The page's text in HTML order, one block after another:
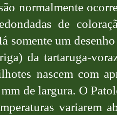
normalmente
de
somente um
da tartaruga-
nascem com
de largura. O
variarem